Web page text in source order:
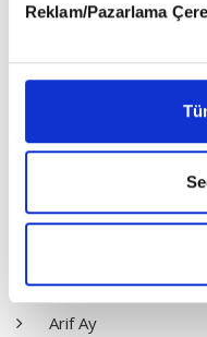
Reklam/Pazarlama
Yazarlar
Ahmet Edip Başaran
Arif Ay